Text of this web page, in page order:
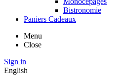
Bistronomie
Paniers Cadeaux
Menu
Close
Sign in
English